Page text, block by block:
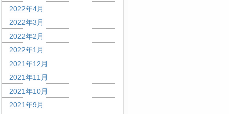
2022年4月
2022年3月
2022年2月
2022年1月
2021年12月
2021年11月
2021年10月
2021年9月